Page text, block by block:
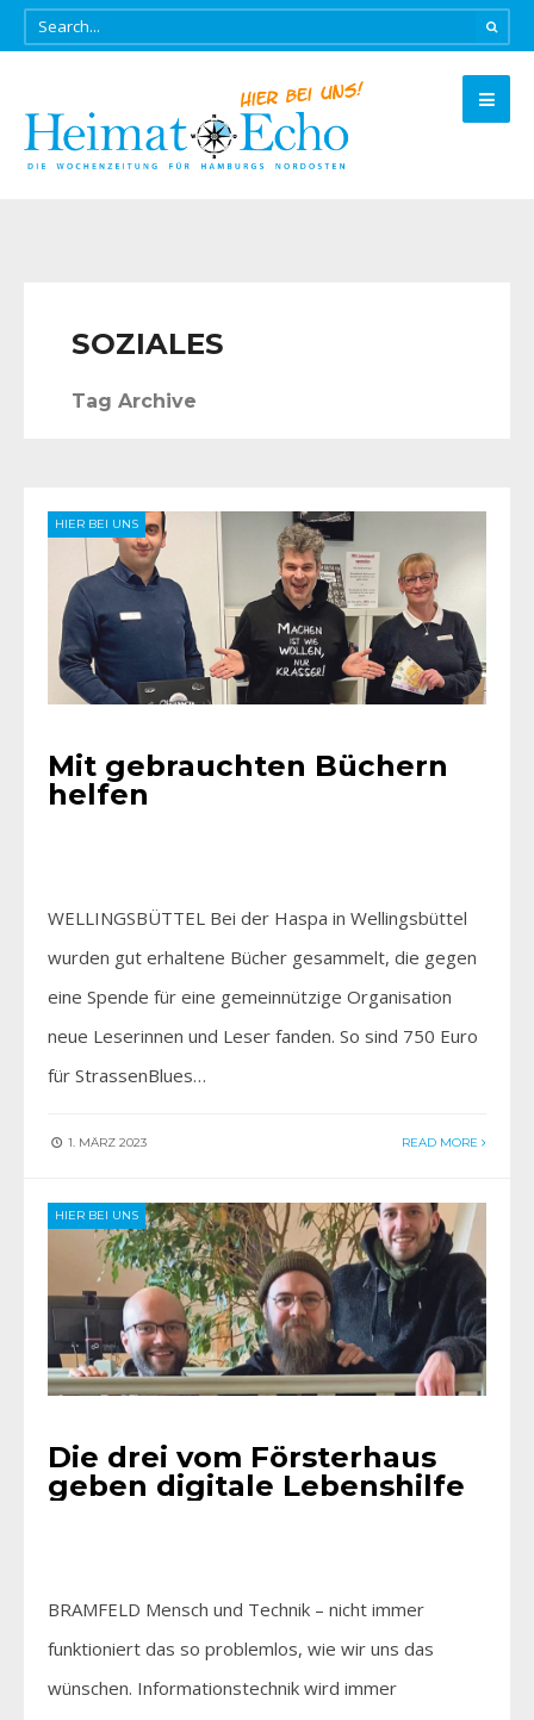
SOZIALES
Tag Archive
HIER BEI UNS
Mit gebrauchten Büchern
helfen
WELLINGSBÜTTEL Bei der Haspa in Wellingsbüttel
wurden gut erhaltene Bücher gesammelt, die gegen
eine Spende für eine gemeinnützige Organisation
neue Leserinnen und Leser fanden. So sind 750 Euro
für StrassenBlues…
1. MÄRZ 2023 READ MORE
HIER BEI UNS
Die drei vom Försterhaus
geben digitale Lebenshilfe
BRAMFELD Mensch und Technik – nicht immer
funktioniert das so problemlos, wie wir uns das
wünschen. Informationstechnik wird immer